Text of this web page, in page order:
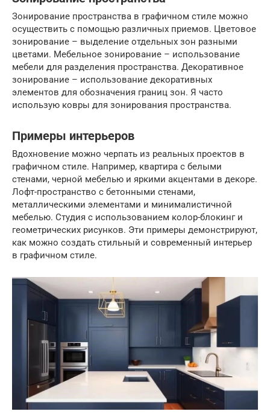
Зонирование пространства в графичном стиле можно
осуществить с помощью различных приемов. Цветовое
зонирование – выделение отдельных зон разными
цветами. Мебельное зонирование – использование
мебели для разделения пространства. Декоративное
зонирование – использование декоративных
элементов для обозначения границ зон. Я часто
использую ковры для зонирования пространства.
Примеры интерьеров
Вдохновение можно черпать из реальных проектов в
графичном стиле. Например, квартира с белыми
стенами, черной мебелью и яркими акцентами в декоре.
Лофт-пространство с бетонными стенами,
металлическими элементами и минималистичной
мебелью. Студия с использованием колор-блокинг и
геометрических рисунков. Эти примеры демонстрируют,
как можно создать стильный и современный интерьер
в графичном стиле.